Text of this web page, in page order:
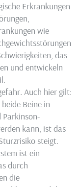
Erkrankungen
wie
das
und entwickeln
Auch hier gilt:
Beine in
kann, ist das
steigt.
ist ein
durch
die